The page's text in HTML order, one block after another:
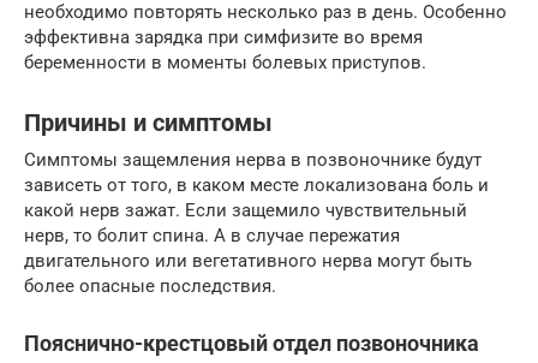
необходимо повторять несколько раз в день. Особенно
эффективна зарядка при симфизите во время
беременности в моменты болевых приступов.
Причины и симптомы
Симптомы защемления нерва в позвоночнике будут
зависеть от того, в каком месте локализована боль и
какой нерв зажат. Если защемило чувствительный
нерв, то болит спина. А в случае пережатия
двигательного или вегетативного нерва могут быть
более опасные последствия.
Пояснично-крестцовый отдел позвоночника